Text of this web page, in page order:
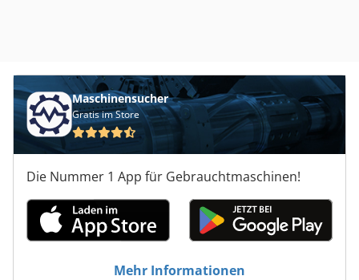
Maschinensucher
Gratis im Store
Die Nummer 1 App für Gebrauchtmaschinen!
Mehr Informationen